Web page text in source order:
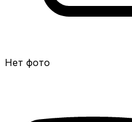
Нет фото